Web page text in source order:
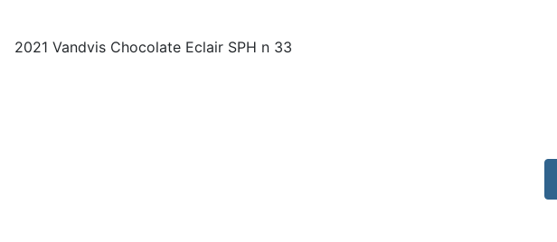
2021 Vandvis Chocolate Eclair SPH n 33